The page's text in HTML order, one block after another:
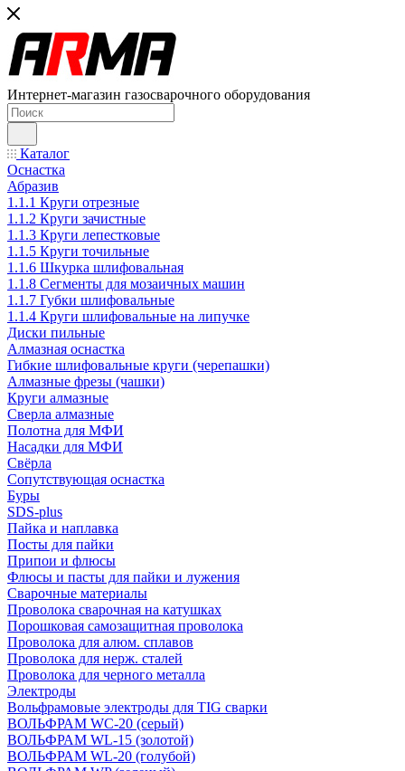
Интернет-магазин газосварочного оборудования
Каталог
Оснастка
Абразив
1.1.1 Круги отрезные
1.1.2 Круги зачистные
1.1.3 Круги лепестковые
1.1.5 Круги точильные
1.1.6 Шкурка шлифовальная
1.1.8 Сегменты для мозаичных машин
1.1.7 Губки шлифовальные
1.1.4 Круги шлифовальные на липучке
Диски пильные
Алмазная оснастка
Гибкие шлифовальные круги (черепашки)
Алмазные фрезы (чашки)
Круги алмазные
Сверла алмазные
Полотна для МФИ
Насадки для МФИ
Свёрла
Сопутствующая оснастка
Буры
SDS-plus
Пайка и наплавка
Посты для пайки
Припои и флюсы
Флюсы и пасты для пайки и лужения
Сварочные материалы
Проволока сварочная на катушках
Порошковая самозащитная проволока
Проволока для алюм. сплавов
Проволока для нерж. сталей
Проволока для черного металла
Электроды
Вольфрамовые электроды для TIG сварки
ВОЛЬФРАМ WC-20 (серый)
ВОЛЬФРАМ WL-15 (золотой)
ВОЛЬФРАМ WL-20 (голубой)